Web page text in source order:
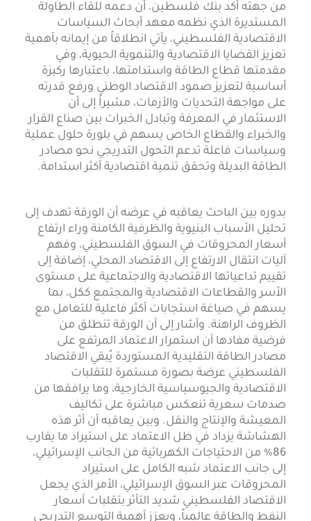
من جهته أكد بنك فلسطين، أن دعمه للقاء الطاولة
المستديرة الذي نظمه معهد أبحاث السياسات
الاقتصادية الفلسطيني، يأتي انطلاقاً من إيمانه بأهمية
تعزيز القضايا الاقتصادية والتنموية الحيوية، وفي
مقدمتها قطاع الطاقة واستدامتها، باعتبارها ركيزة
أساسية لتعزيز صمود الاقتصاد الوطني ورفع قدرته
على مواجهة التحديات والأزمات، مشيراً إلى أن
الاستثمار في المعرفة وتبادل الخبرات بين صناع القرار
والخبراء والقطاع الخاص يسهم في بلورة حلول عملية
وسياسات فاعلة تدعم التحول التدريجي نحو مصادر
الطاقة البديلة وتحقق تنمية اقتصادية أكثر استدامة.
بدوره بين الباحث يعاقبه في عرضه أن الورقة تهدف إلى
تحليل الأسباب البنيوية والظرفية الكامنة وراء ارتفاع
أسعار المحروقات في السوق الفلسطيني، وفهم
آليات انتقال الارتفاع إلى الاقتصاد المحلي، إضافة إلى
تقييم تداعياتها الاقتصادية والاجتماعية على مستوى
الأسر والقطاعات الاقتصادية والمجتمع ككل، بما
يسهم في صياغة استجابات أكثر فاعلية للتعامل مع
الظروف الراهنة. وأشار إلى أن الورقة تنطلق من
فرضية مفادها أن استمرار الاعتماد المرتفع على
مصادر الطاقة التقليدية المستوردة يُبقي الاقتصاد
الفلسطيني عرضة بصورة مستمرة للتقلبات
الاقتصادية والجيوسياسية الخارجية، وما يرافقها من
صدمات سعرية تنعكس مباشرة على تكاليف
المعيشة والإنتاج والنقل. وبين يعاقبه أن أثر هذه
الهشاشة يزداد في ظل الاعتماد على استيراد ما يقارب
86% من الاحتياجات الكهربائية من الجانب الإسرائيلي،
إلى جانب الاعتماد شبه الكامل على استيراد
المحروقات عبر السوق الإسرائيلي، الأمر الذي يجعل
الاقتصاد الفلسطيني شديد التأثر بتقلبات أسعار
النفط والطاقة عالمياً، ويعزز أهمية التوسع التدريجي